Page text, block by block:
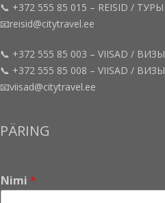
📞 +372 555 85 015 – REISID / ТУРЫ
📧reisid@citytravel.ee
📞 +372 555 85 003 – VIISAD / ВИЗЫ
📞 +372 555 85 008 – VIISAD / ВИЗЫ
📧viisad@citytravel.ee
PÄRING
Nimi *